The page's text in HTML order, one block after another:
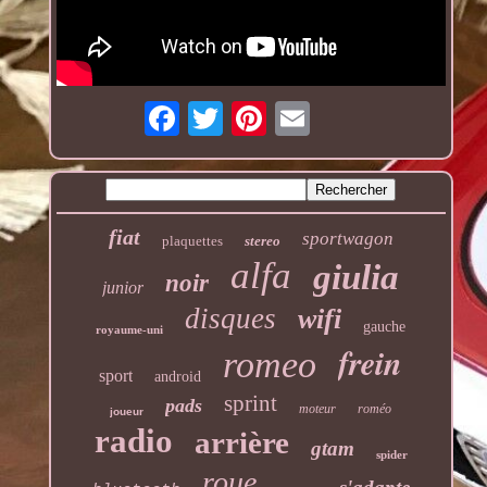
fiat plaquettes stereo sportwagon
junior noir alfa giulia
royaume-uni disques wifi gauche
sport android romeo frein
joueur pads sprint moteur roméo
radio arrière gtam spider